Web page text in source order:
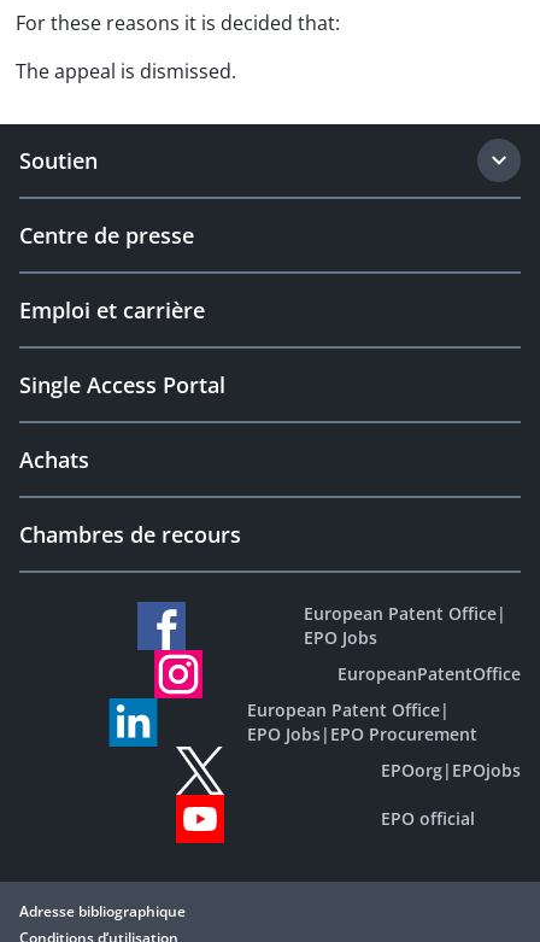
For these reasons it is decided that:
The appeal is dismissed.
Soutien
Centre de presse
Emploi et carrière
Single Access Portal
Achats
Chambres de recours
European Patent Office|
EPO Jobs
EuropeanPatentOffice
European Patent Office|
EPO Jobs| EPO Procurement
EPOorg| EPOjobs
EPO official
Adresse bibliographique
Conditions d’utilisation